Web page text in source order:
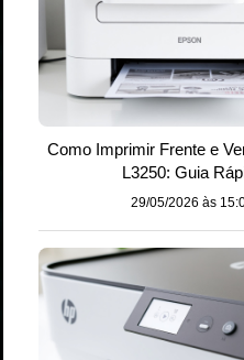
Como Imprimir Frente e
L3250: Guia
29/05/2026 às